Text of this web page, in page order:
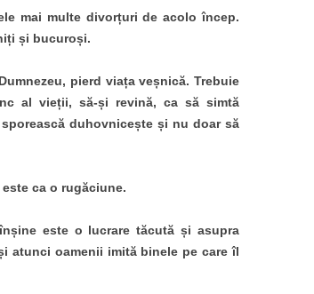
mai multe divorțuri de acolo încep.
și bucuroși.
pierd viața veșnică. Trebuie
al vieții, să-și revină, ca să simtă
duhovnicește și nu doar să
ca o rugăciune.
este o lucrare tăcută și asupra
atunci oamenii imită binele pe care îl